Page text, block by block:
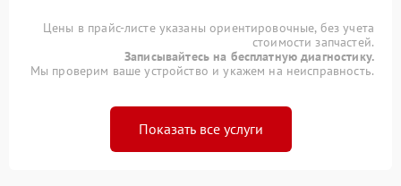
Цены в прайс-листе указаны ориентировочные, без учета
стоимости запчастей.
Записывайтесь на бесплатную диагностику.
Мы проверим ваше устройство и укажем на неисправность.
Показать все услуги